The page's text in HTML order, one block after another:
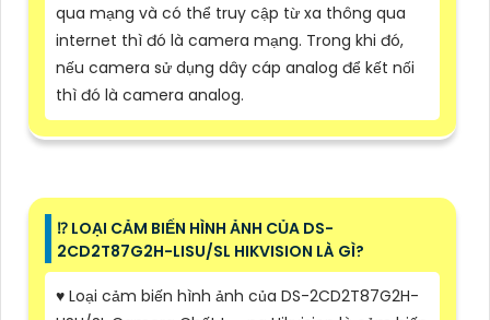
qua mạng và có thể truy cập từ xa thông qua
internet thì đó là camera mạng. Trong khi đó,
nếu camera sử dụng dây cáp analog để kết nối
thì đó là camera analog.
⁉️ LOẠI CẢM BIẾN HÌNH ẢNH CỦA DS-
2CD2T87G2H-LISU/SL HIKVISION LÀ GÌ?
♥️ Loại cảm biến hình ảnh của DS-2CD2T87G2H-